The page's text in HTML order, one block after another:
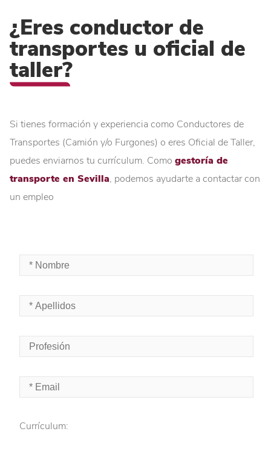
¿Eres conductor de
transportes u oficial de
taller?
Si tienes formación y experiencia como Conductores de
Transportes (Camión y/o Furgones) o eres Oficial de Taller,
puedes enviarnos tu currículum. Como gestoría de
transporte en Sevilla, podemos ayudarte a contactar con
un empleo
Currículum: